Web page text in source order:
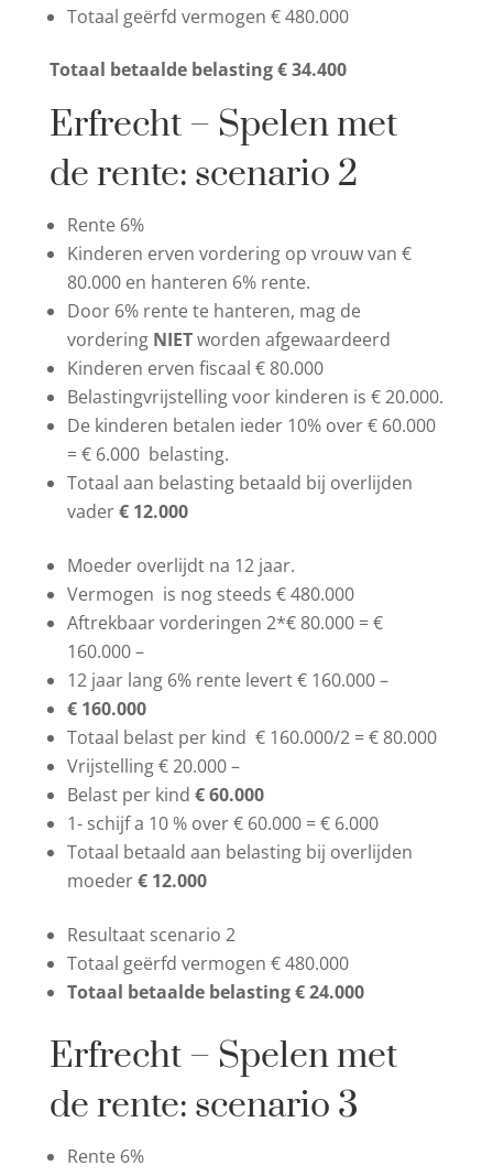
Totaal geërfd vermogen € 480.000
Totaal betaalde belasting € 34.400
Erfrecht – Spelen met
de rente: scenario 2
Rente 6%
Kinderen erven vordering op vrouw van €
80.000 en hanteren 6% rente.
Door 6% rente te hanteren, mag de
vordering NIETworden afgewaardeerd
Kinderen erven fiscaal € 80.000
Belastingvrijstelling voor kinderen is € 20.000.
De kinderen betalen ieder 10% over € 60.000
= € 6.000 belasting.
Totaal aan belasting betaald bij overlijden
vader€ 12.000
Moeder overlijdt na 12 jaar.
Vermogen is nog steeds € 480.000
Aftrekbaar vorderingen 2*€ 80.000 = €
160.000 –
12 jaar lang 6% rente levert € 160.000 –
€ 160.000
Totaal belast per kind € 160.000/2 = € 80.000
Vrijstelling € 20.000 –
Belast per kind € 60.000
1- schijf a 10 % over € 60.000 = € 6.000
Totaal betaald aan belasting bij overlijden
moeder€ 12.000
Resultaat scenario 2
Totaal geërfd vermogen € 480.000
Totaal betaalde belasting € 24.000
Erfrecht – Spelen met
de rente: scenario 3
Rente 6%